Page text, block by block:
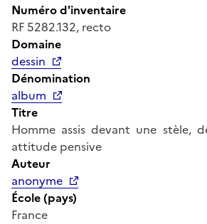
Numéro d'inventaire
RF 5282.132, recto
Domaine
dessin
Dénomination
album
Titre
Homme assis devant une stèle,
attitude pensive
Auteur
anonyme
École (pays)
France